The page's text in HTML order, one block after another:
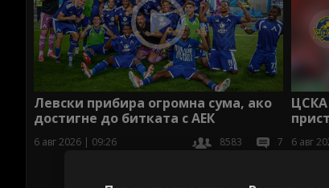
Левски прибира огромна сума, ако
достигне до битката с АЕК
6 авг 2026 | 09:26 8583 7
ЦСКА
6 авг